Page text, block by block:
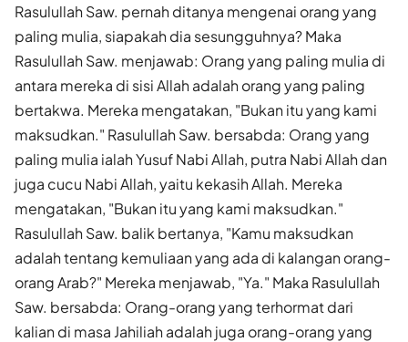
Rasulullah Saw. pernah ditanya mengenai orang yang
paling mulia, siapakah dia sesungguhnya? Maka
Rasulullah Saw. menjawab: Orang yang paling mulia di
antara mereka di sisi Allah adalah orang yang paling
bertakwa. Mereka mengatakan, "Bukan itu yang kami
maksudkan." Rasulullah Saw. bersabda: Orang yang
paling mulia ialah Yusuf Nabi Allah, putra Nabi Allah dan
juga cucu Nabi Allah, yaitu kekasih Allah. Mereka
mengatakan, "Bukan itu yang kami maksudkan."
Rasulullah Saw. balik bertanya, "Kamu maksudkan
adalah tentang kemuliaan yang ada di kalangan orang-
orang Arab?" Mereka menjawab, "Ya." Maka Rasulullah
Saw. bersabda: Orang-orang yang terhormat dari
kalian di masa Jahiliah adalah juga orang-orang yang